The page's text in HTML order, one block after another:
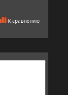
К сравнению